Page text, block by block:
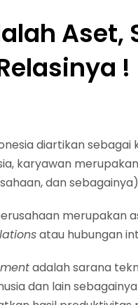
Aset,
!
diartikan
karyawan
dan
merupakan
atau hubungan
adalah sarana
dan lain